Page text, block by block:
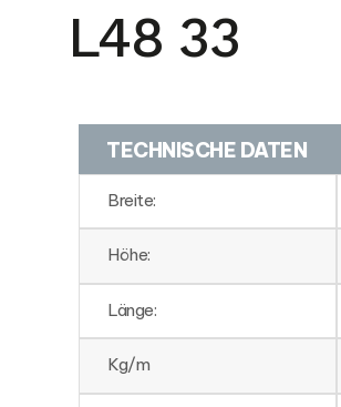
L48 33
TECHNISCHE DATEN
Breite:
Höhe:
Länge:
Kg/m